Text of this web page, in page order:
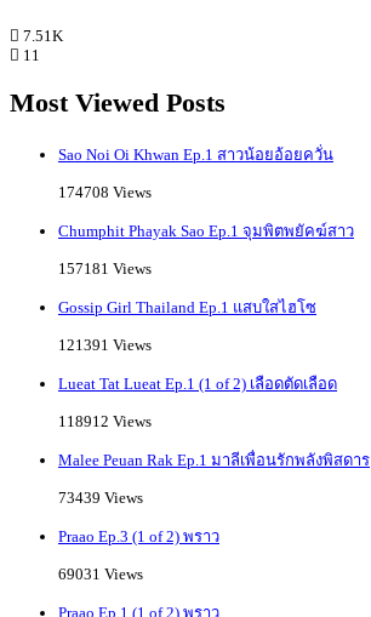
7.51K
11
Most Viewed Posts
Sao Noi Oi Khwan Ep.1 สาวน้อยอ้อยควั่น
174708 Views
Chumphit Phayak Sao Ep.1 จุมพิตพยัคฆ์สาว
157181 Views
Gossip Girl Thailand Ep.1 แสบใสไฮโซ
121391 Views
Lueat Tat Lueat Ep.1 (1 of 2) เลือดตัดเลือด
118912 Views
Malee Peuan Rak Ep.1 มาลีเพื่อนรักพลังพิสดาร
73439 Views
Praao Ep.3 (1 of 2) พราว
69031 Views
Praao Ep.1 (1 of 2) พราว